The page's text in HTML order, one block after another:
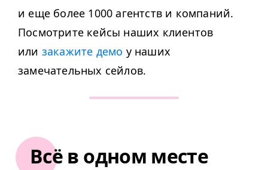
и еще более 1000 агентств и компаний.
Посмотрите кейсы наших клиентов
или закажите демо у наших
замечательных сейлов.
Всё в одном месте